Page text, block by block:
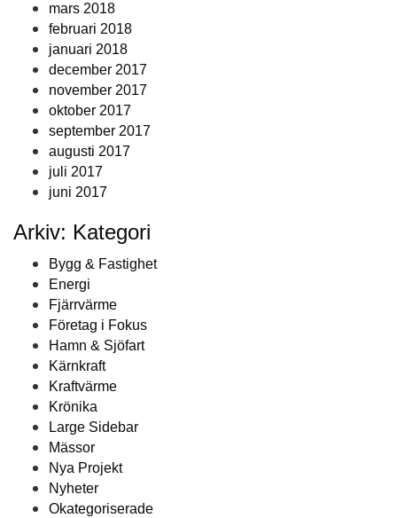
mars 2018
februari 2018
januari 2018
december 2017
november 2017
oktober 2017
september 2017
augusti 2017
juli 2017
juni 2017
Arkiv: Kategori
Bygg & Fastighet
Energi
Fjärrvärme
Företag i Fokus
Hamn & Sjöfart
Kärnkraft
Kraftvärme
Krönika
Large Sidebar
Mässor
Nya Projekt
Nyheter
Okategoriserade